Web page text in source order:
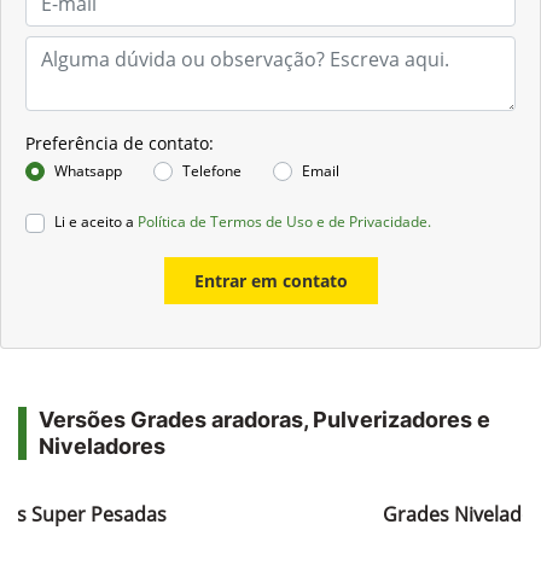
Preferência de contato:
Whatsapp Telefone Email
Li e aceito a Política de Termos de Uso e de Privacidade.
Entrar em contato
Versões Grades aradoras, Pulverizadores e
Niveladores
Super Pesadas Grades